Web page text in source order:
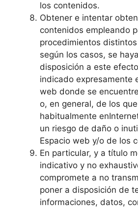
los contenidos.
Obtener e intentar
contenidos empleando
procedimientos
según los casos, se
disposición a este
indicado expresamente
web donde se
o, en general, de los
habitualmente
un riesgo de daño o
Espacio web y/o de los
En particular, y a título
indicativo y no
compromete a no
poner a disposición de
informaciones, datos,